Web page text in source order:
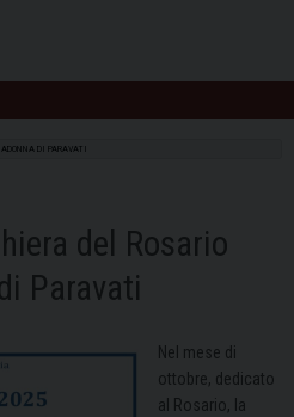
DI PARAVATI
del Rosario
Paravati
Nel mese di
ottobre, dedicato
al Rosario, la